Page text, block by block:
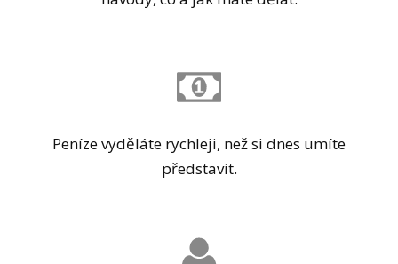
Peníze vyděláte rychleji, než si dnes umíte
představit.